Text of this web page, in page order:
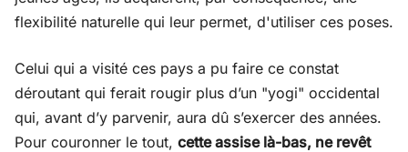
flexibilité naturelle qui leur permet, d'utiliser ces poses.
Celui qui a visité ces pays a pu faire ce constat
déroutant qui ferait rougir plus d’un "yogi" occidental
qui, avant d’y parvenir, aura dû s’exercer des années.
Pour couronner le tout, cette assise là-bas, ne revêt